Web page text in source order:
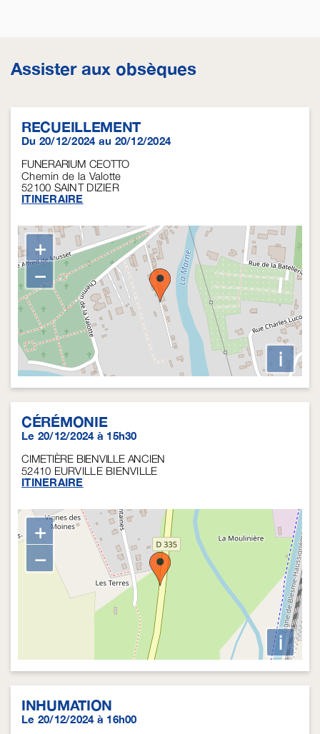
Assister aux obsèques
RECUEILLEMENT
Du 20/12/2024 au 20/12/2024
FUNERARIUM CEOTTO
Chemin de la Valotte
52100 SAINT DIZIER
ITINERAIRE
+
−
i
CÉRÉMONIE
Le 20/12/2024 à 15h30
CIMETIÈRE BIENVILLE ANCIEN
52410 EURVILLE BIENVILLE
ITINERAIRE
+
−
i
INHUMATION
Le 20/12/2024 à 16h00